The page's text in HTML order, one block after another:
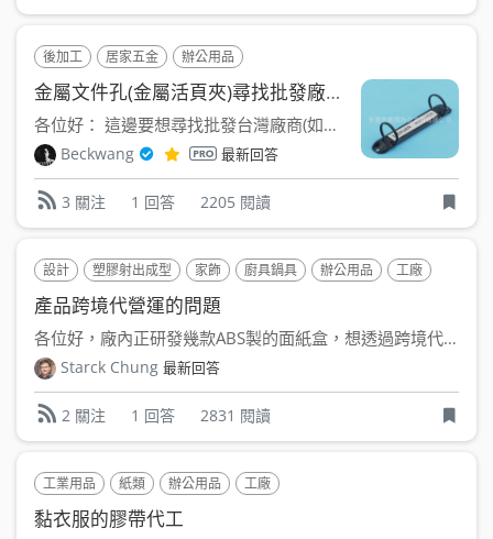
後加工 居家五金 辦公用品
金屬文件孔(金屬活頁夾)尋找批發廠商名單
各位好： 這邊要想尋找批發台灣廠商(如果是台中最好)也廠...
Beckwang 最新回答
3 關注 1 回答 2205 閱讀
設計 塑膠射出成型 家飾 廚具鍋具 辦公用品 工廠
產品跨境代營運的問題
各位好，廠內正研發幾款ABS製的面紙盒，想透過跨境代營運的模...
Starck Chung 最新回答
2 關注 1 回答 2831 閱讀
工業用品 紙類 辦公用品 工廠
黏衣服的膠帶代工